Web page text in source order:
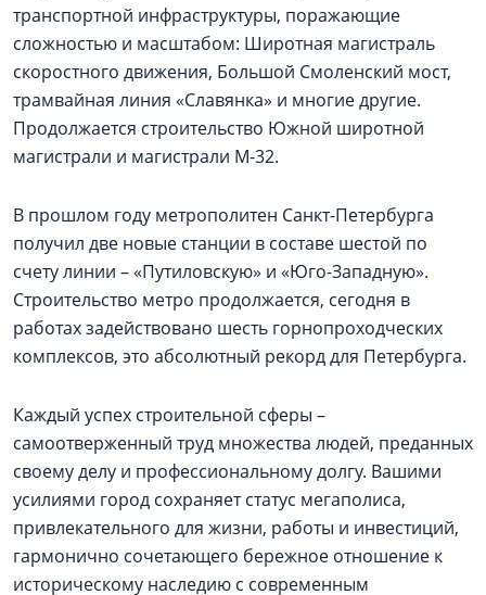
транспортной инфраструктуры, поражающие
сложностью и масштабом: Широтная магистраль
скоростного движения, Большой Смоленский мост,
трамвайная линия «Славянка» и многие другие.
Продолжается строительство Южной широтной
магистрали и магистрали М-32.
В прошлом году метрополитен Санкт-Петербурга
получил две новые станции в составе шестой по
счету линии – «Путиловскую» и «Юго-Западную».
Строительство метро продолжается, сегодня в
работах задействовано шесть горнопроходческих
комплексов, это абсолютный рекорд для Петербурга.
Каждый успех строительной сферы –
самоотверженный труд множества людей, преданных
своему делу и профессиональному долгу. Вашими
усилиями город сохраняет статус мегаполиса,
привлекательного для жизни, работы и инвестиций,
гармонично сочетающего бережное отношение к
историческому наследию с современным